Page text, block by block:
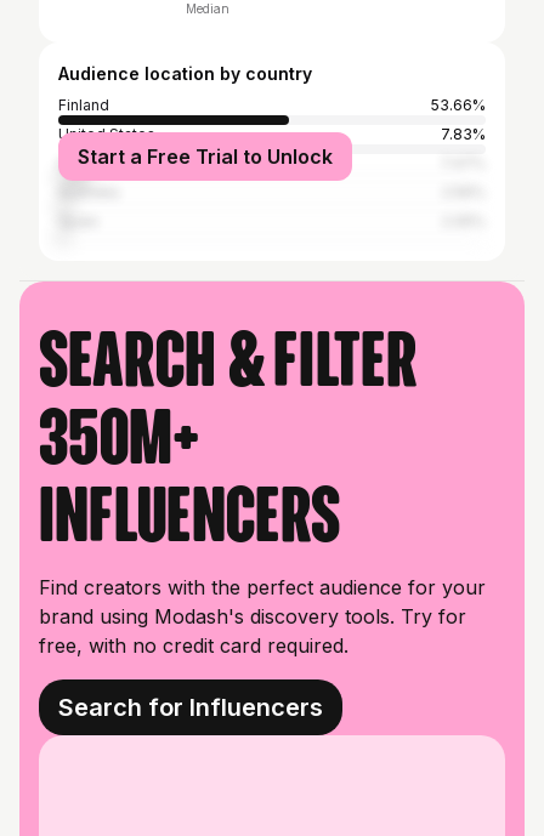
Median
Audience location by country
Finland
53.66%
United States
7.83%
Indonesia
Start a Free Trial to Unlock
Search & filter
350M+
influencers
Find creators with the perfect audience for your
brand using Modash's discovery tools. Try for
free, with no credit card required.
Search for Influencers